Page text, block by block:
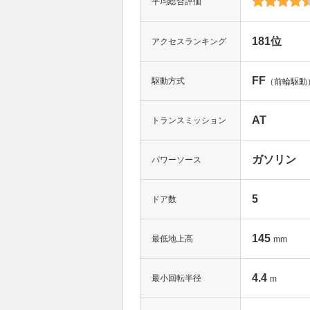
アクセスランキング 181位
駆動方式 FF （前輪駆動）
トランスミッション AT
パワーソース ガソリン
ドア数 5
最低地上高 145 mm
最小回転半径 4.4 m